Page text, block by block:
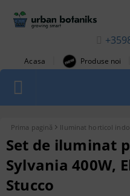
Acasa Produse noi
1
Prima pagină Iluminat horticol
Set de iluminat
Sylvania 400W,
Stucco